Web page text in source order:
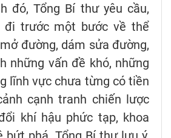
đó, Tổng Bí thư yêu cầu,
đi trước một bước về thể
đường, dám sửa đường,
những vấn đề khó, những
lĩnh vực chưa từng có tiền
cạnh tranh chiến lược
khí hậu phức tạp, khoa